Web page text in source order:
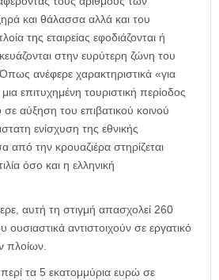
και θάλασσα αλλά και του
της εταιρείας εφοδιάζονται ή
στην ευρύτερη ζώνη του
ανέφερε χαρακτηριστικά «για
επιτυχημένη τουριστική περίοδος
σε αύξηση του επιβατικού κοινού
ενίσχυση της εθνικής
από την κρουαζιέρα στηρίζεται
όσο και η ελληνική
αυτή τη στιγμή απασχολεί 260
αντιστοιχούν σε εργατικό
πλοίων.
τα 5 εκατομμύρια ευρώ σε